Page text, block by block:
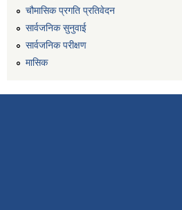
चौमासिक प्रगति प्रतिवेदन
सार्वजनिक सुनुवाई
सार्वजनिक परीक्षण
मासिक